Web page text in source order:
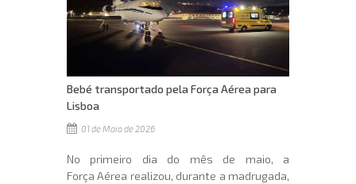
Bebé transportado pela Força Aérea para
Lisboa
01 de Maio de 2026
No primeiro dia do mês de maio, a
Força Aérea realizou, durante a madrugada,